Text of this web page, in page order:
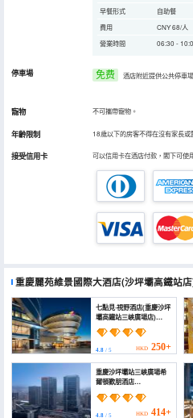
早餐形式
自助餐
費用
CNY 68/人
營業時間
06:30 -
停車場 免费 酒店附近提供公共停車場
寵物 不可攜帶寵物。
年齡限制 18歲以下的房客不得在沒有家長或
接受信用卡 可以信用卡在酒店付款，閣下可使
重慶麗苑維景國際大酒店(沙坪壩高鐵站
七點見·視野酒店(重慶沙坪
壩高鐵站三峽廣場店)
(Seven o'clock hotel
(Sanxia Square Branch,
Shapingba High speed
Railway Station))
4.8 / 5 HKD 250+
重慶沙坪壩站三峽廣場希
爾頓歡朋酒店
(Chongqing Shapingba
Station Three Gorges
Plaza Hilton Hampton
4.8 / 5 HKD 414+